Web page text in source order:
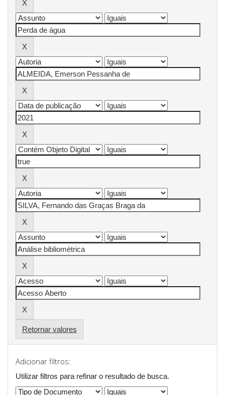
Retornar valores
Adicionar filtros:
Utilizar filtros para refinar o resultado de busca.